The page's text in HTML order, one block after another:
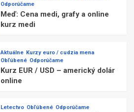
Odporúčame
Meď: Cena medi, grafy a online
kurz medi
Aktuálne Kurzy euro / cudzia mena
Obľúbené Odporúčame
Kurz EUR / USD – americký dolár
online
Letectvo Obľúbené Odporúčame